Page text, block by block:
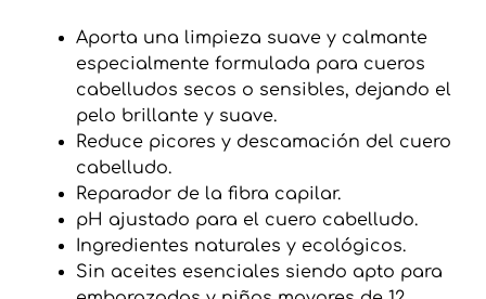
Aporta una limpieza suave y calmante
especialmente formulada para cueros
cabelludos secos o sensibles, dejando el
pelo brillante y suave.
Reduce picores y descamación del cuero
cabelludo.
Reparador de la fibra capilar.
pH ajustado para el cuero cabelludo.
Ingredientes naturales y ecológicos.
Sin aceites esenciales siendo apto para